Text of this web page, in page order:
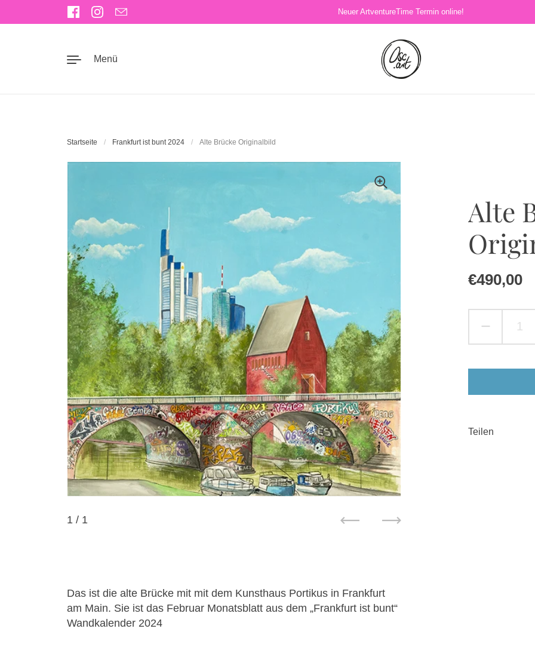
Zum Inhalt springen
Facebook
Instagram
Email
Neuer ArtventureTime Termin online!
Menü
Startseite / Frankfurt ist bunt 2024 / Alte Brücke Originalbild
Alte
€490,00
Teilen
1 / 1
Weiter
Das ist die alte Brücke mit mit dem Kunsthaus Portikus in Frankfurt
am Main. Sie ist das Februar Monatsblatt aus dem „Frankfurt ist bunt“
Wandkalender 2024